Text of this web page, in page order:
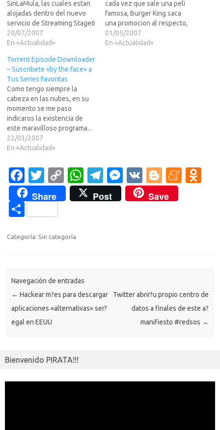
SinLaMula, las cuales estan
alojadas dentro del nuevo
servicio de Streaming Stage6
de Divx.com.Para el que no
lo sepa, Stage6 es lo que
YouTube, pues emitiendo
con una calidad muy superior
y sin…
20/07/2007
En «Actualidad»
cada vez que sale una peli
famosa, Burger King saca
una promocion al respecto,
regalando mu?itos
cabezones, pegatinas y
01/05/2007
En «Actualidad»
Torrent Episode Downloader
– Suscribete «by the face» a
Tus Series Favoritas
Como tengo siempre la
cabeza en las nubes, en su
momento se me paso
indicaros la existencia de
este maravilloso programa...
el TORRENT EPISODE
DOWNLOADER, que es un
funciona en Windows, Mac y
Linux (bajo Java) que se
dedica a ir buscando en los
principales indexadores
de…
22/03/2007
En «Actualidad»
Fa
c
e
b
o
T
w
it
te
r
C
o
p
Li
W
h
at
T
el
e
M
es
se
V
K
Bl
o
g
M
i
Share Post Save
C
m
ti
r
Categoría: Sin categoría
Navegación de entradas
← Hackear m?es para descargar
aplicaciones «alternativas» ser?
egal en EEUU
Twitter abrir?u propio centro de
datos a finales de este a?
manifiesto #redsos →
Bienvenido PIRATA!!!